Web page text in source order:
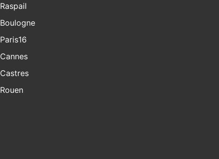
Raspail
Boulogne
Paris16
Cannes
Castres
Rouen